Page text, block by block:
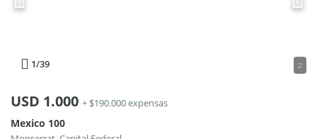
1/39 2
USD 1.000 + $190.000 expensas
Mexico 100